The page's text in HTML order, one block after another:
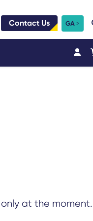
Contact Us GA
at the moment.